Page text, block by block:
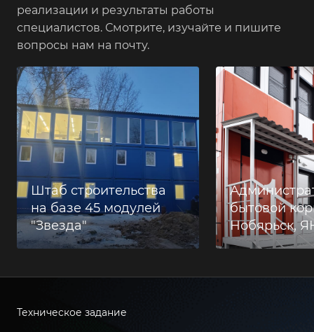
реализации и результаты работы
специалистов. Смотрите, изучайте и пишите
вопросы нам на почту.
Штаб строительства
на базе 45 модулей
"Звезда"
бытовой
Нобярьск,
Техническое задание